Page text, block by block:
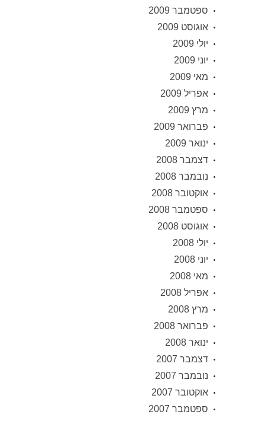
ספטמבר 2009
אוגוסט 2009
יולי 2009
יוני 2009
מאי 2009
אפריל 2009
מרץ 2009
פברואר 2009
ינואר 2009
דצמבר 2008
נובמבר 2008
אוקטובר 2008
ספטמבר 2008
אוגוסט 2008
יולי 2008
יוני 2008
מאי 2008
אפריל 2008
מרץ 2008
פברואר 2008
ינואר 2008
דצמבר 2007
נובמבר 2007
אוקטובר 2007
ספטמבר 2007